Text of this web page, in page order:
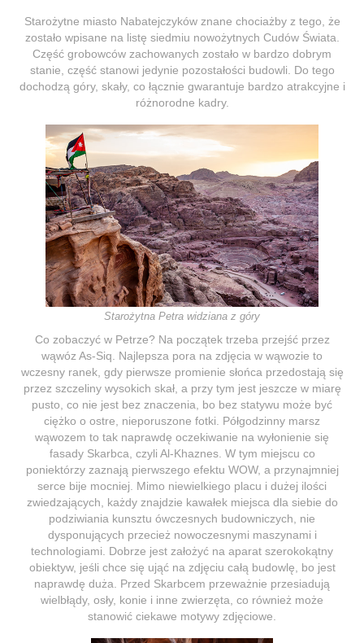
Starożytne miasto Nabatejczyków znane chociażby z tego, że
zostało wpisane na listę siedmiu nowożytnych Cudów Świata.
Część grobowców zachowanych zostało w bardzo dobrym
stanie, część stanowi jedynie pozostałości budowli. Do tego
dochodzą góry, skały, co łącznie gwarantuje bardzo atrakcyjne i
różnorodne kadry.
Starożytna Petra widziana z góry
Co zobaczyć w Petrze? Na początek trzeba przejść przez
wąwóz As-Siq. Najlepsza pora na zdjęcia w wąwozie to
wczesny ranek, gdy pierwsze promienie słońca przedostają się
przez szczeliny wysokich skał, a przy tym jest jeszcze w miarę
pusto, co nie jest bez znaczenia, bo bez statywu może być
ciężko o ostre, nieporuszone fotki. Półgodzinny marsz
wąwozem to tak naprawdę oczekiwanie na wyłonienie się
fasady Skarbca, czyli Al-Khaznes. W tym miejscu co
poniektórzy zaznają pierwszego efektu WOW, a przynajmniej
serce bije mocniej. Mimo niewielkiego placu i dużej ilości
zwiedzających, każdy znajdzie kawałek miejsca dla siebie do
podziwiania kunsztu ówczesnych budowniczych, nie
dysponujących przecież nowoczesnymi maszynami i
technologiami. Dobrze jest założyć na aparat szerokokątny
obiektyw, jeśli chce się ująć na zdjęciu całą budowlę, bo jest
naprawdę duża. Przed Skarbcem przeważnie przesiadują
wielbłądy, osły, konie i inne zwierzęta, co również może
stanowić ciekawe motywy zdjęciowe.